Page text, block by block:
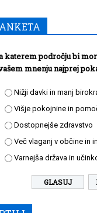
katerem področju bi
mnenju najprej
Nižji davki in manj
Višje pokojnine in
Dostopnejše zdravstvo
Več vlaganj v občine in
Varnejša država in